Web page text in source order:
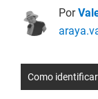
Por
Como